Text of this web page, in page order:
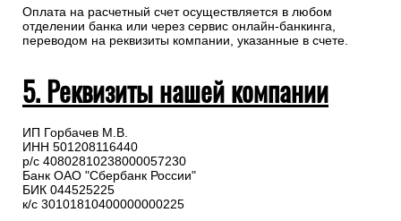
Оплата на расчетный счет осуществляется в любом
отделении банка или через сервис онлайн-банкинга,
переводом на реквизиты компании, указанные в счете.
5. Реквизиты нашей компании
ИП Горбачев М.В.
ИНН 501208116440
р/с 40802810238000057230
Банк ОАО "Сбербанк России"
БИК 044525225
к/с 30101810400000000225